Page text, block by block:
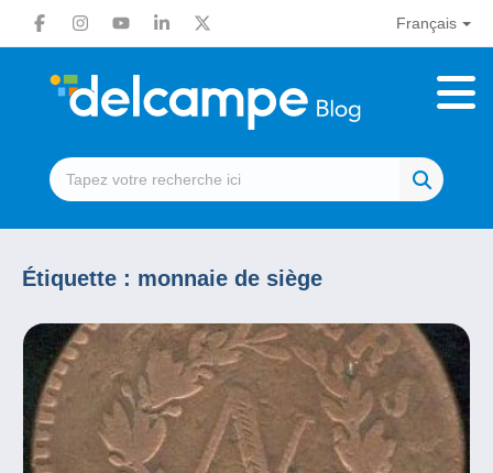
Français
Étiquette : monnaie de siège